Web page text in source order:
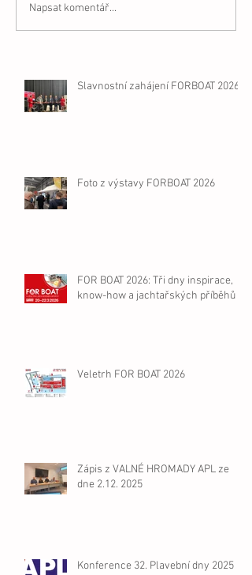
Napsat komentář...
Slavnostní zahájení FORBOAT 2026
Foto z výstavy FORBOAT 2026
FOR BOAT 2026: Tři dny inspirace,
know-how a jachtařských příběhů
Veletrh FOR BOAT 2026
Zápis z VALNÉ HROMADY APL ze
dne 2.12. 2025
Konference 32. Plavební dny 2025